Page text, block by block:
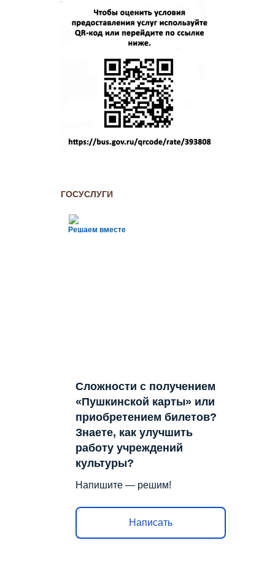
ГОСУСЛУГИ
Решаем вместе
Сложности с получением
«Пушкинской карты» или
приобретением билетов?
Знаете, как улучшить
работу учреждений
культуры?
Напишите — решим!
Написать